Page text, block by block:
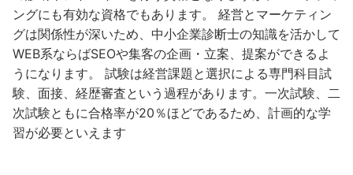
ングにも有効な資格でもあります。 経営とマーケティン
グは関係性が深いため、中小企業診断士の知識を活かして
WEB系ならばSEOや集客の企画・立案、提案ができるよ
うになります。 試験は経営課題と選択による専門科目試
験、面接、経歴審査という過程があります。一次試験、二
次試験ともに合格率が20％ほどであるため、計画的な学
習が必要といえます